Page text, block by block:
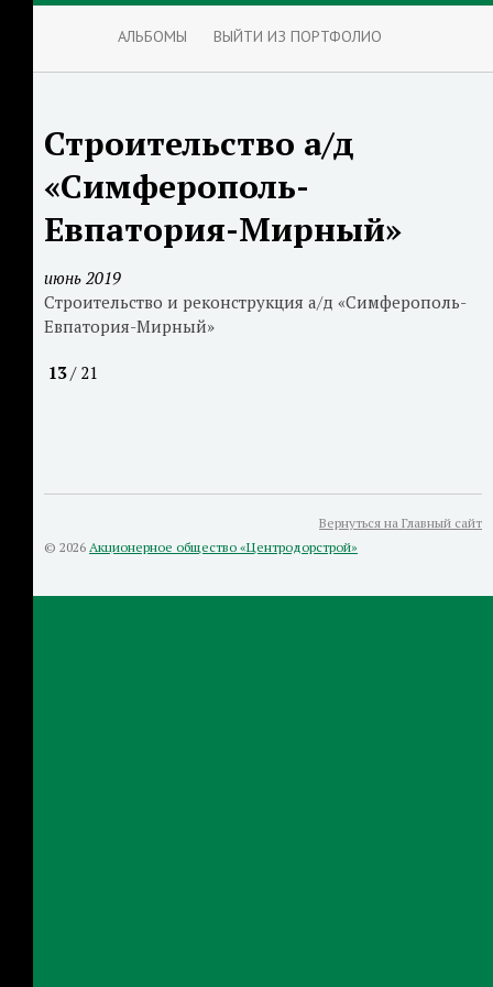
АЛЬБОМЫ ВЫЙТИ ИЗ ПОРТФОЛИО
Строительство а/д
«Симферополь-
Евпатория-Мирный»
июнь 2019
Строительство и реконструкция а/д «Симферополь-
Евпатория-Мирный»
13/ 21
Вернуться на Главный сайт
© 2026 Акционерное общество «Центродорстрой»